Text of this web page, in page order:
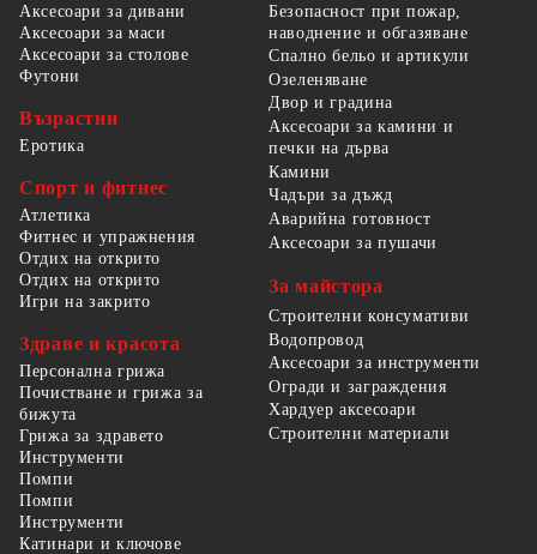
Аксесоари за дивани
Аксесоари за маси
Аксесоари за столове
Футони
Възрастни
Еротика
Спорт и фитнес
Атлетика
Фитнес и упражнения
Отдих на открито
Отдих на открито
Игри на закрито
Здраве и красота
Персонална грижа
Почистване и грижа за
бижута
Грижа за здравето
Безопасност при пожар,
наводнение и обгазяване
Спално бельо и артикули
Озеленяване
Двор и градина
Аксесоари за камини и
печки на дърва
Камини
Чадъри за дъжд
Аварийна готовност
Аксесоари за пушачи
За майстора
Строителни консумативи
Водопровод
Аксесоари за инструменти
Огради и заграждения
Хардуер аксесоари
Строителни материали
Инструменти
Помпи
Помпи
Инструменти
Катинари и ключове